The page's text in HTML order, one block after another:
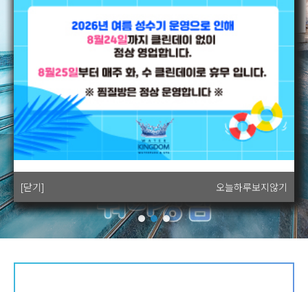
[닫기] 오늘하루보지않기
[닫기] 오늘하루보지않기
[닫기] 오늘하루보지않기
[닫기] 오늘하루보지않기